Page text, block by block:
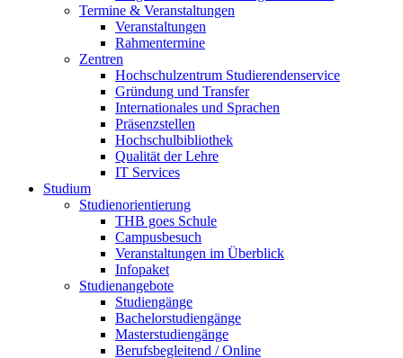
Termine & Veranstaltungen
Veranstaltungen
Rahmentermine
Zentren
Hochschulzentrum Studierendenservice
Gründung und Transfer
Internationales und Sprachen
Präsenzstellen
Hochschulbibliothek
Qualität der Lehre
IT Services
Studium
Studienorientierung
THB goes Schule
Campusbesuch
Veranstaltungen im Überblick
Infopaket
Studienangebote
Studiengänge
Bachelorstudiengänge
Masterstudiengänge
Berufsbegleitend / Online